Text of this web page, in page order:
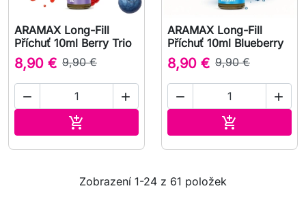
ARAMAX Long-Fill
Příchuť 10ml Berry Trio
8,90 € 9,90 €
 

ARAMAX Long-Fill
Příchuť 10ml Blueberry
8,90 € 9,90 €
 

Zobrazení 1-24 z 61 položek